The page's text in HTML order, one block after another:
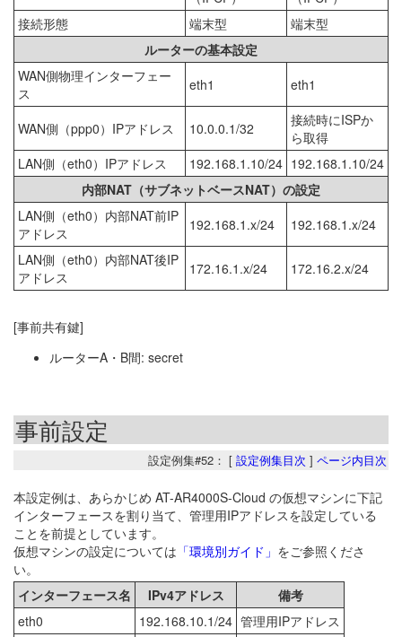
接続形態
端末型
端末型
ルーターの基本設定
WAN側物理インターフェー
ス
eth1 eth1
WAN側（ppp0）IPアドレス 10.0.0.1/32
接続時にISPか
ら取得
LAN側（eth0）IPアドレス
192.168.1.10/24 192.168.1.10/24
内部NAT（サブネットベースNAT）の設定
LAN側（eth0）内部NAT前IP
アドレス
192.168.1.x/24
192.168.1.x/24
LAN側（eth0）内部NAT後IP
アドレス
172.16.1.x/24 172.16.2.x/24
[事前共有鍵]
ルーターA・B間: secret
事前設定
設定例集#52： [ 設定例集目次 ] ページ内目次
本設定例は、あらかじめ AT-AR4000S-Cloud の仮想マシンに下記
インターフェースを割り当て、管理用IPアドレスを設定している
ことを前提としています。
仮想マシンの設定については 「環境別ガイド」 をご参照くださ
い。
インターフェース名
IPv4アドレス
備考
eth0
192.168.10.1/24 管理用IPアドレス